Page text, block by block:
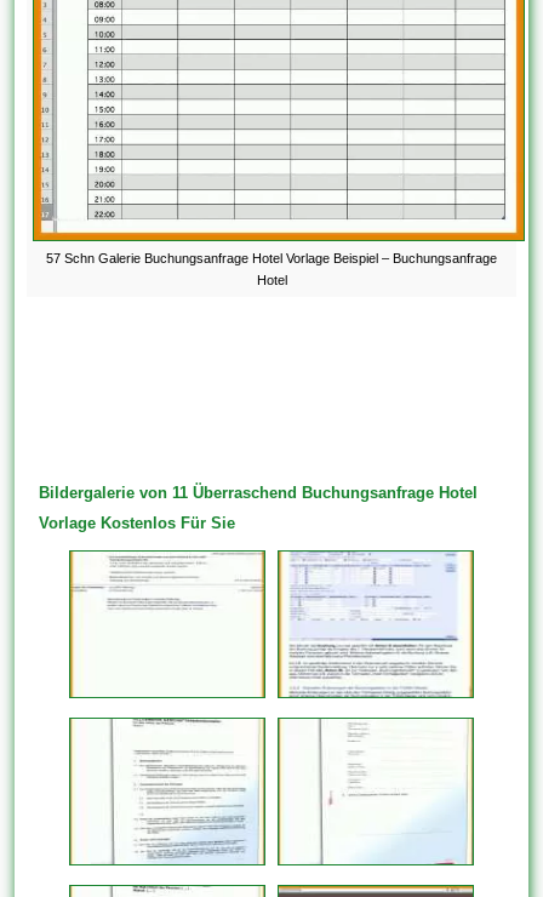
57 Schn Galerie Buchungsanfrage Hotel Vorlage Beispiel – Buchungsanfrage
Hotel
Bildergalerie von 11 Überraschend Buchungsanfrage Hotel
Vorlage Kostenlos Für Sie